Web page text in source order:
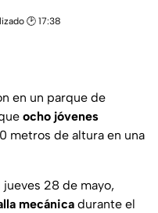
🕑 17:38
en un parque de
ocho jóvenes
metros de altura en una
28 de mayo,
mecánica durante el